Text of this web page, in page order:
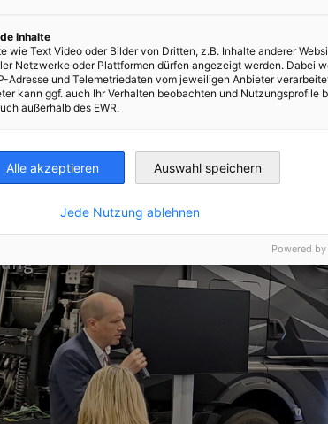
Inhalte
wie Text Video oder Bilder von Dritten, z.B. Inhalte anderer
Netzwerke oder Plattformen dürfen angezeigt werden. Dabei
Adresse und Telemetriedaten vom jeweiligen Anbieter
kann ggf. auch Ihr Verhalten beobachten und Nutzungsprofile
außerhalb des EWR.
Alle akzeptieren Auswahl speichern
Jede Nutzung ablehnen
Powered by